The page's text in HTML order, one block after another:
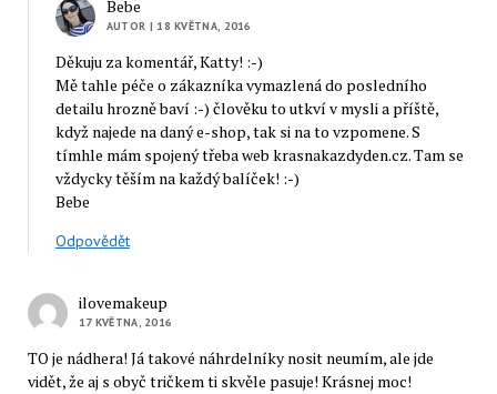
Bebe
AUTOR | 18 KVĚTNA, 2016
Děkuju za komentář, Katty! :-)
Mě tahle péče o zákazníka vymazlená do posledního
detailu hrozně baví :-) člověku to utkví v mysli a příště,
když najede na daný e-shop, tak si na to vzpomene. S
tímhle mám spojený třeba web krasnakazdyden.cz. Tam se
vždycky těším na každý balíček! :-)
Bebe
Odpovědět
ilovemakeup
17 KVĚTNA, 2016
TO je nádhera! Já takové náhrdelníky nosit neumím, ale jde
vidět, že aj s obyč tričkem ti skvěle pasuje! Krásnej moc!